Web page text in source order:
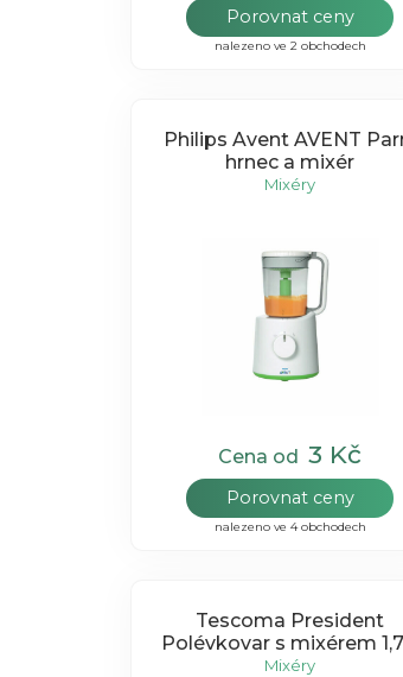
Porovnat ceny
nalezeno ve 2 obchodech
Philips Avent AVENT Parní
hrnec a mixér
Mixéry
Cena od 3 Kč
Porovnat ceny
nalezeno ve 4 obchodech
Tescoma President
Polévkovar s mixérem
Mixéry